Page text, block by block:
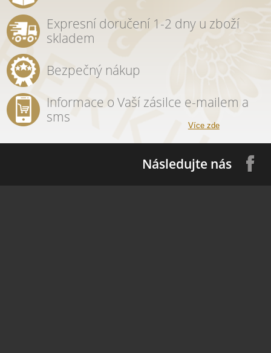
Expresní doručení 1-2 dny u zboží
skladem
Bezpečný nákup
Informace o Vaší zásilce e-mailem a
sms
Více zde
Následujte nás